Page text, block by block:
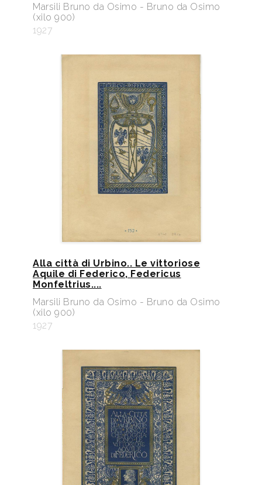
Marsili Bruno da Osimo - Bruno da Osimo
(xilo 900)
1927
Alla città di Urbino.. Le vittoriose
Aquile di Federico, Federicus
Monfeltrius....
Marsili Bruno da Osimo - Bruno da Osimo
(xilo 900)
1927